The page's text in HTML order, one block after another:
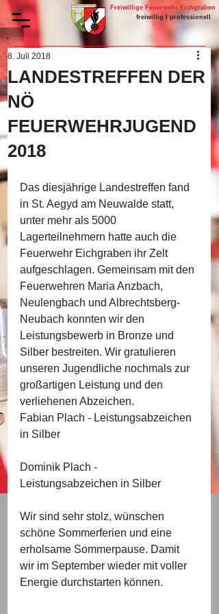
Freiwillige Feuerwehr Eichgraben
freiwillig I professionell
LANDESTREFFEN DER
NÖ
FEUERWEHRJUGEND
2018
8. Juli 2018
Das diesjährige Landestreffen fand
in St. Aegyd am Neuwalde statt,
unter mehr als 5000
Lagerteilnehmern hatte auch die
Feuerwehr Eichgraben ihr Zelt
aufgeschlagen. Gemeinsam mit den
Feuerwehren Maria Anzbach,
Neulengbach und Albrechtsberg-
Neubach konnten wir den
Leistungsbewerb in Bronze und
Silber bestreiten. Wir gratulieren
unseren Jugendliche nochmals zur
großartigen Leistung und den
verliehenen Abzeichen.
Fabian Plach - Leistungsabzeichen
in Silber
Dominik Plach -
Leistungsabzeichen in Silber
Wir sind sehr stolz, wünschen
schöne Sommerferien und eine
erholsame Sommerpause. Damit
wir im September wieder mit voller
Energie durchstarten können.